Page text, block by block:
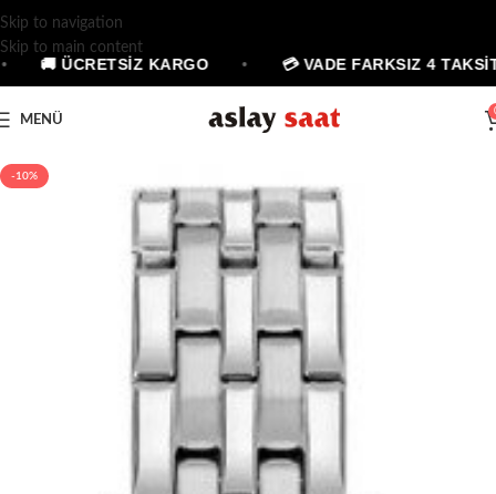
Skip to navigation
Skip to main content
🚚 ÜCRETSİZ KARGO 💳 VADE FARKSIZ 4 TAKSİT
MENÜ
-10%